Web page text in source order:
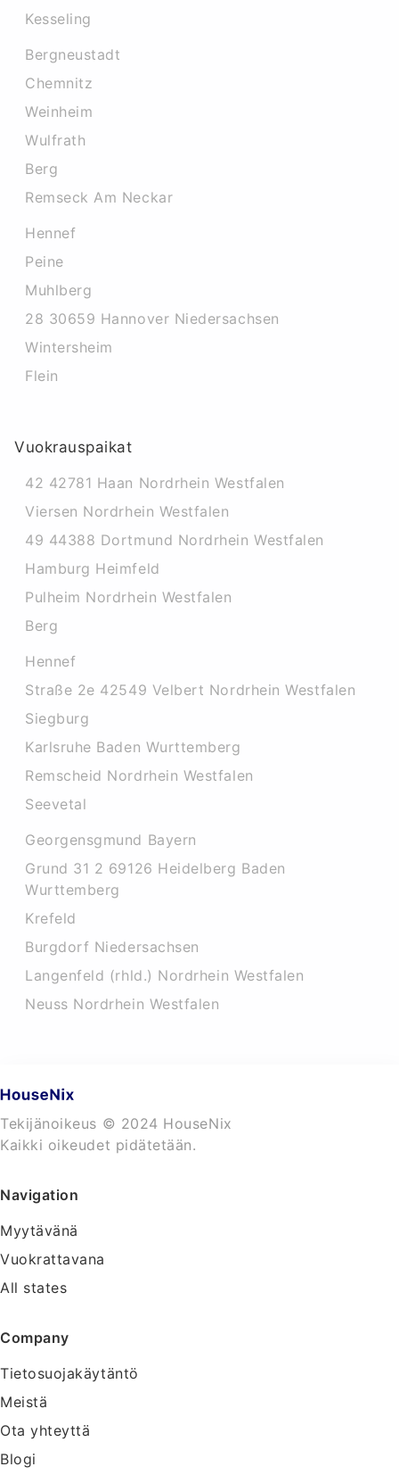
Kesseling
Bergneustadt
Chemnitz
Weinheim
Wulfrath
Berg
Remseck Am Neckar
Hennef
Peine
Muhlberg
28 30659 Hannover Niedersachsen
Wintersheim
Flein
Vuokrauspaikat
42 42781 Haan Nordrhein Westfalen
Viersen Nordrhein Westfalen
49 44388 Dortmund Nordrhein Westfalen
Hamburg Heimfeld
Pulheim Nordrhein Westfalen
Berg
Hennef
Straße 2e 42549 Velbert Nordrhein Westfalen
Siegburg
Karlsruhe Baden Wurttemberg
Remscheid Nordrhein Westfalen
Seevetal
Georgensgmund Bayern
Grund 31 2 69126 Heidelberg Baden
Wurttemberg
Krefeld
Burgdorf Niedersachsen
Langenfeld (rhld.) Nordrhein Westfalen
Neuss Nordrhein Westfalen
Tekijänoikeus © 2024 HouseNix
Kaikki oikeudet pidätetään.
Navigation
Myytävänä
Vuokrattavana
All states
Company
Tietosuojakäytäntö
Meistä
Ota yhteyttä
Blogi